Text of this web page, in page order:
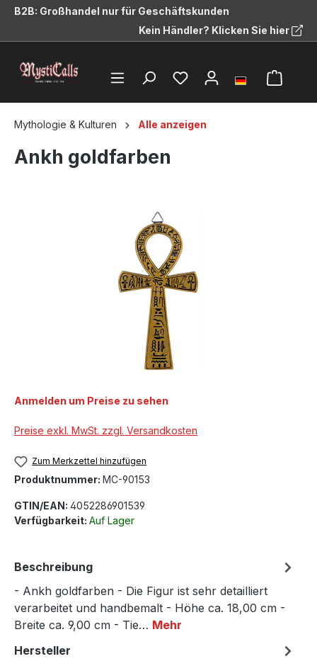
springen
B2B: Großhandel nur für Geschäftskunden
Kein Händler? Klicken Sie hier
Mythologie & Kulturen Alle anzeigen
Ankh goldfarben
Anmelden um Preise zu sehen
Preise exkl. MwSt. zzgl. Versandkosten
Zum Merkzettel hinzufügen
Produktnummer: MC-90153
GTIN/EAN: 4052286901539
Verfügbarkeit: Auf Lager
Beschreibung
- Ankh goldfarben - Die Figur ist sehr detailliert
verarbeitet und handbemalt - Höhe ca. 18,00 cm -
Breite ca. 9,00 cm - Tie… Mehr
Hersteller